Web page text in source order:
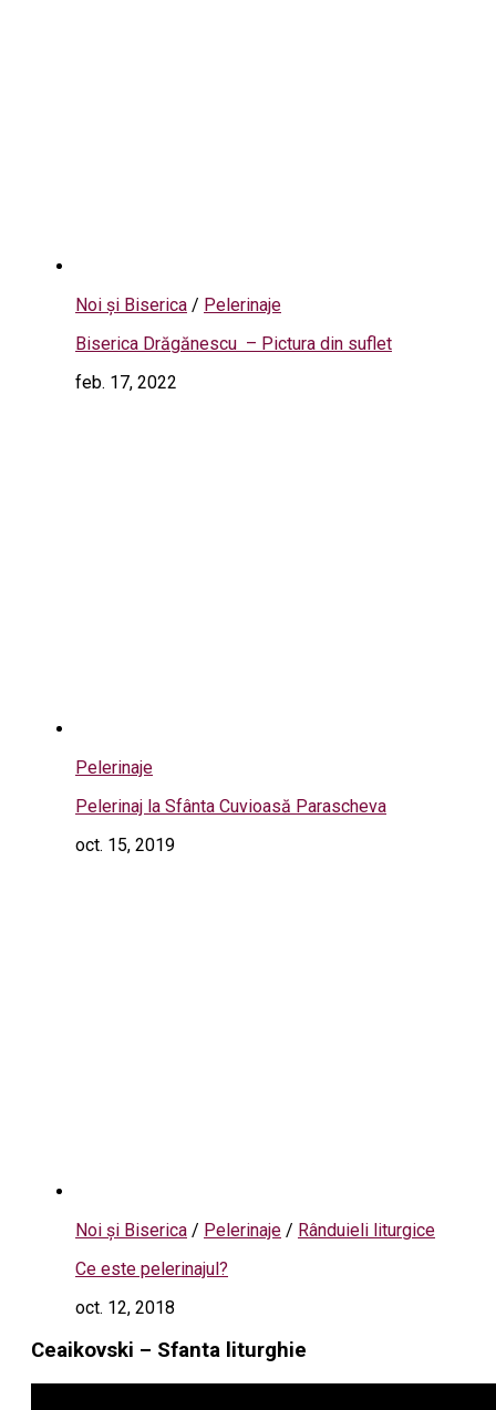
Noi și Biserica / Pelerinaje
Biserica Drăgănescu – Pictura din suflet
feb. 17, 2022
Pelerinaje
Pelerinaj la Sfânta Cuvioasă Parascheva
oct. 15, 2019
Noi și Biserica / Pelerinaje / Rânduieli liturgice
Ce este pelerinajul?
oct. 12, 2018
Ceaikovski – Sfanta liturghie